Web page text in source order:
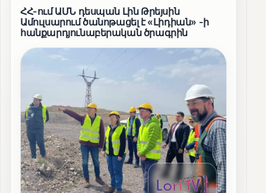
ՀՀ-ում ԱՄՆ դեսպան Լին Թրեյսին
Ամուլսարում ծանոթացել է «Լիդիան» -ի
հանքարդյունաբերական ծրագրին